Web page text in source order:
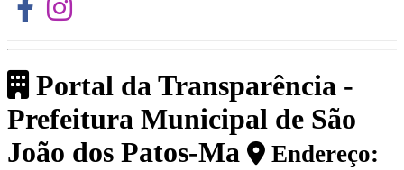
Portal da Transparência -
Prefeitura Municipal de São
João dos Patos-Ma
Endereço: